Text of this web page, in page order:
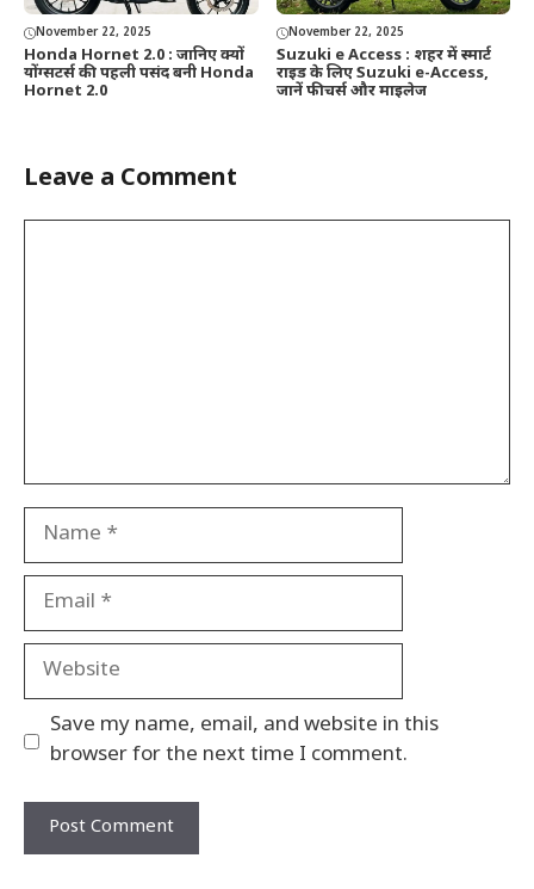
November 22, 2025
Honda Hornet 2.0 : जानिए क्यों
योंग्सटर्स की पहली पसंद बनी Honda
Hornet 2.0
November 22, 2025
Suzuki e Access : शहर में स्मार्ट
राइड के लिए Suzuki e-Access,
जानें फीचर्स और माइलेज
Leave a Comment
Name
Email
Website
Save my name, email, and website in this
browser for the next time I comment.